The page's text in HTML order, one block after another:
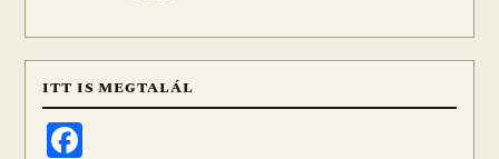
ITT IS MEGTALÁL